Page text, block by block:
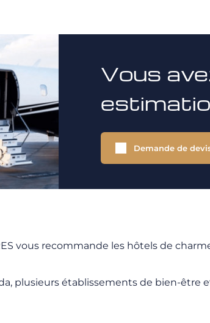
Vous
Demande de
vous recommande les hôtels de
plusieurs établissements de bien-être